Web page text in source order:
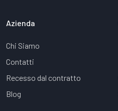
Azienda
Chi Siamo
Contatti
Recesso dal contratto
Blog